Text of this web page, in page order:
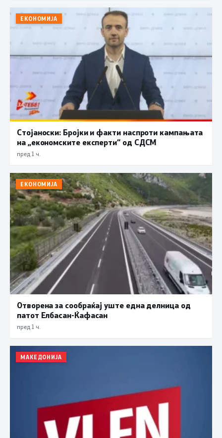
ЕКОНОМИЈА
Стојаноски: Бројки и факти наспроти кампањата
на „економските експерти“ од СДСM
пред 1 ч.
ЕКОНОМИЈА
Отворена за сообраќај уште една делница од
патот Елбасан-Ќафасан
пред 1 ч.
МАКЕДОНИЈА